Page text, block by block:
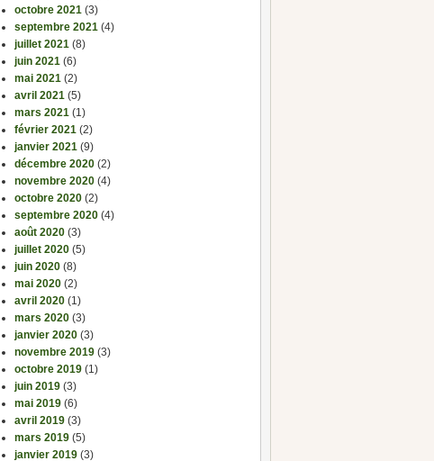
octobre 2021 (3)
septembre 2021 (4)
juillet 2021 (8)
juin 2021 (6)
mai 2021 (2)
avril 2021 (5)
mars 2021 (1)
février 2021 (2)
janvier 2021 (9)
décembre 2020 (2)
novembre 2020 (4)
octobre 2020 (2)
septembre 2020 (4)
août 2020 (3)
juillet 2020 (5)
juin 2020 (8)
mai 2020 (2)
avril 2020 (1)
mars 2020 (3)
janvier 2020 (3)
novembre 2019 (3)
octobre 2019 (1)
juin 2019 (3)
mai 2019 (6)
avril 2019 (3)
mars 2019 (5)
janvier 2019 (3)